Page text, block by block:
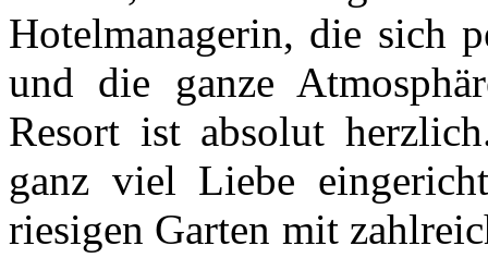
Hotelmanagerin, die sich
und die ganze
Resort ist absolut
ganz viel Liebe
riesigen Garten mit